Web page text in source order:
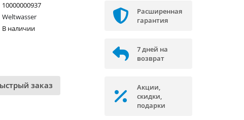
10000000937
Weltwasser
В наличии
заказ
Расширенная
гарантия
7 дней на
возврат
Акции,
скидки,
подарки